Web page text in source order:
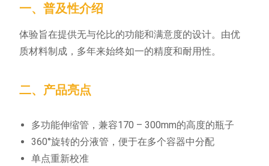
一、普及性介绍
体验旨在提供无与伦比的功能和满意度的设计。由优
质材料制成，多年来始终如一的精度和耐用性。
二、产品亮点
多功能伸缩管，兼容170 – 300mm的高度的瓶子
360°旋转的分液管，便于在多个容器中分配
单点重新校准